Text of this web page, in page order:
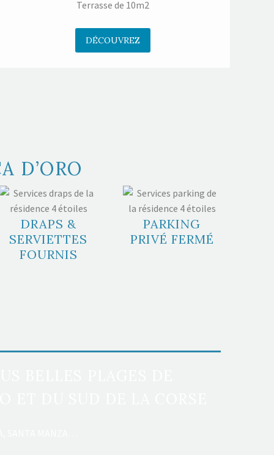
Terrasse de 10m2
DÉCOUVREZ
D’ORO
DRAPS &
SERVIETTES
FOURNIS
PARKING
PRIVÉ FERMÉ